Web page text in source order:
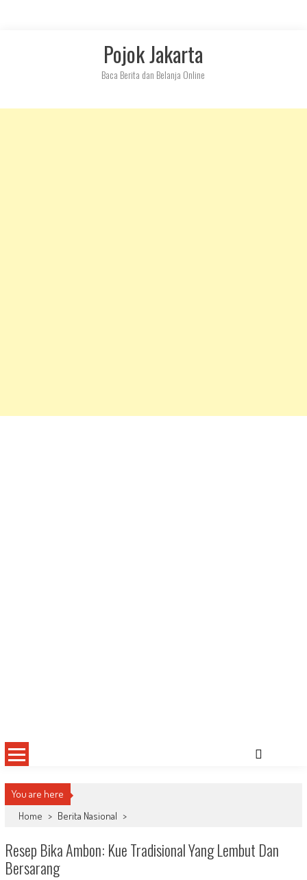
Pojok Jakarta
Baca Berita dan Belanja Online
You are here
Home > Berita Nasional >
Resep Bika Ambon: Kue Tradisional Yang Lembut Dan
Bersarang